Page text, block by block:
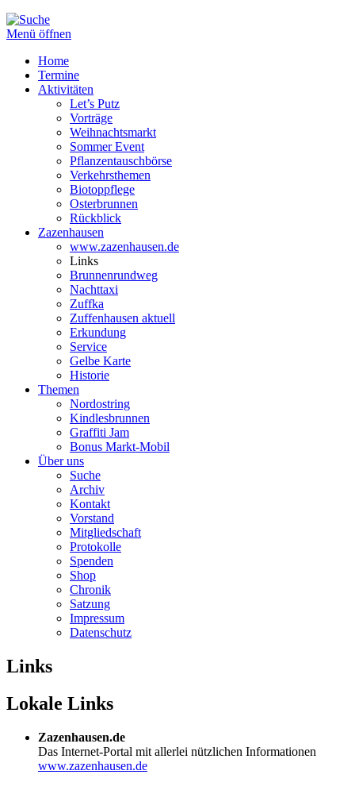
Menü öffnen
Home
Termine
Aktivitäten
Let’s Putz
Vorträge
Weihnachtsmarkt
Sommer Event
Pflanzentauschbörse
Verkehrsthemen
Biotoppflege
Osterbrunnen
Rückblick
Zazenhausen
www.zazenhausen.de
Links
Brunnenrundweg
Nachttaxi
Zuffka
Zuffenhausen aktuell
Erkundung
Service
Gelbe Karte
Historie
Themen
Nordostring
Kindlesbrunnen
Graffiti Jam
Bonus Markt-Mobil
Über uns
Suche
Archiv
Kontakt
Vorstand
Mitgliedschaft
Protokolle
Spenden
Shop
Chronik
Satzung
Impressum
Datenschutz
Links
Lokale Links
Zazenhausen.de
Das Internet-Portal mit allerlei nützlichen Informationen
www.zazenhausen.de